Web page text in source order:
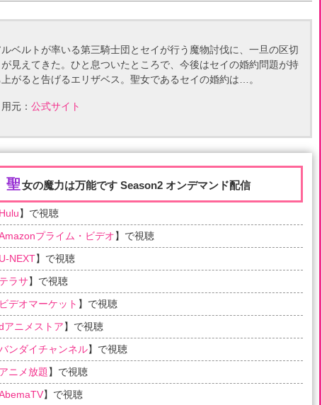
ルベルトが率いる第三騎士団とセイが行う魔物討伐に、一旦の区切
が見えてきた。ひと息ついたところで、今後はセイの婚約問題が持
上がると告げるエリザベス。聖女であるセイの婚約は…。
元： 公式サイト
聖女の魔力は万能です Season2 オンデマンド配信
Hulu】で視聴
プライム・ビデオ】で視聴
U-NEXT】で視聴
テラサ】で視聴
ビデオマーケット 】で視聴
アニメストア】で視聴
ンダイチャンネル】で視聴
アニメ放題】で視聴
】で視聴